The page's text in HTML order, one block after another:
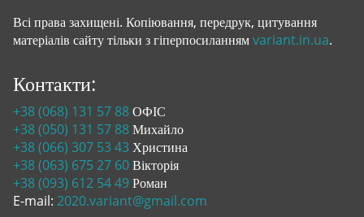
Всі права захищені. Копіювання, передрук, цитування
матеріалів сайту тільки з гіперпосиланнямvariant.in.ua.
Контакти:
+38 (068) 131 57 88ОФІС
+38 (050) 131 57 88Михайло
+38 (066) 307 53 43 Христина
+38 (063) 675 27 60Вікторія
+38 (093) 612 54 49Роман
E-mail: 2020.variant@gmail.com